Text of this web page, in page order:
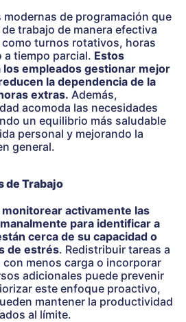
de programación que
trabajo de manera efectiva
turnos rotativos, horas
a tiempo parcial. Estos
empleados gestionar mejor
la dependencia de la
extras. Además,
acomoda las necesidades
un equilibrio más saludable
personal y mejorando la
general.
de Trabajo
activamente las
para identificar a
cerca de su capacidad o
de estrés. Redistribuir tareas a
menos carga o incorporar
adicionales puede prevenir
este enfoque proactivo,
mantener la productividad
al límite.